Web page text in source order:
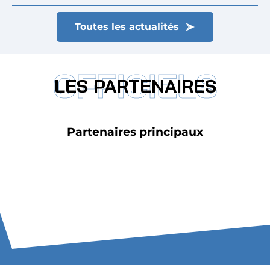
Toutes les actualités
OFFICIELS
LES PARTENAIRES
Partenaires principaux